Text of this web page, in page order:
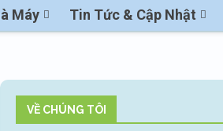
Máy Tin Tức & Cập Nhật
VỀ CHÚNG TÔI